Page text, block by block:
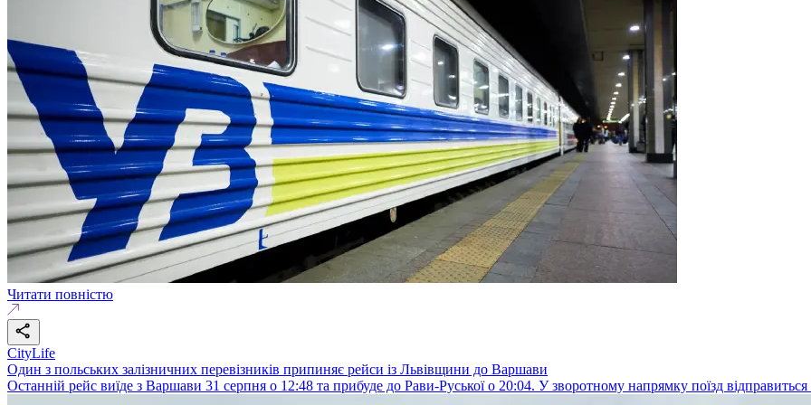
Читати повністю
CityLife
Один з польських залізничних перевізників припиняє рейси із Львівщини до Варшави
Останній рейс виїде з Варшави 31 серпня о 12:48 та прибуде до Рави-Руської о 20:04. У зворотному напрямку поїзд відправиться